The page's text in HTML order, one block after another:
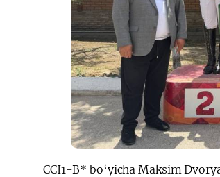
CCI1-B* bo‘yicha Maksim